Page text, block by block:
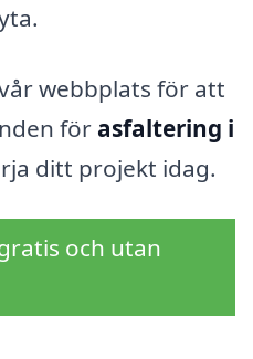
webbplats för att
för asfaltering i
ditt projekt idag.
och utan